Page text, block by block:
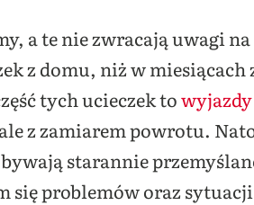
a te nie zwracają uwagi
z domu, niż w
tych ucieczek to
z zamiarem powrotu.
starannie
się problemów oraz